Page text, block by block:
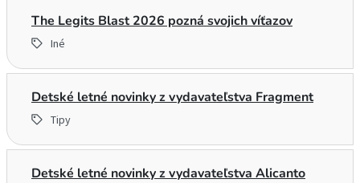
The Legits Blast 2026 pozná svojich víťazov
Iné
Detské letné novinky z vydavateľstva Fragment
Tipy
Detské letné novinky z vydavateľstva Alicanto